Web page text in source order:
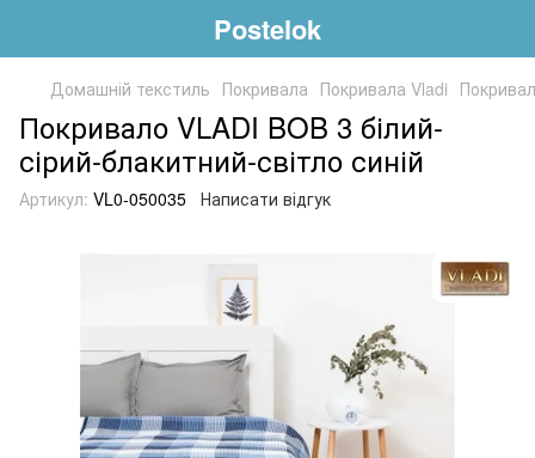
Postelok
Домашній текстиль Покривала Покривала Vladi
Покривало VLADI BOB 3 білий-
сірий-блакитний-світло синій
Артикул: VL0-050035 Написати відгук